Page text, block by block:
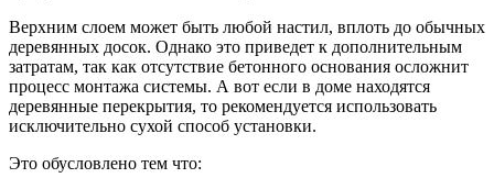
Верхним слоем может быть любой настил, вплоть до обычных
деревянных досок. Однако это приведет к дополнительным
затратам, так как отсутствие бетонного основания осложнит
процесс монтажа системы. А вот если в доме находятся
деревянные перекрытия, то рекомендуется использовать
исключительно сухой способ установки.
Это обусловлено тем что: